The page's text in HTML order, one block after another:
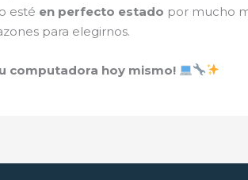
esté en perfecto estado por mucho
para elegirnos.
computadora hoy mismo!